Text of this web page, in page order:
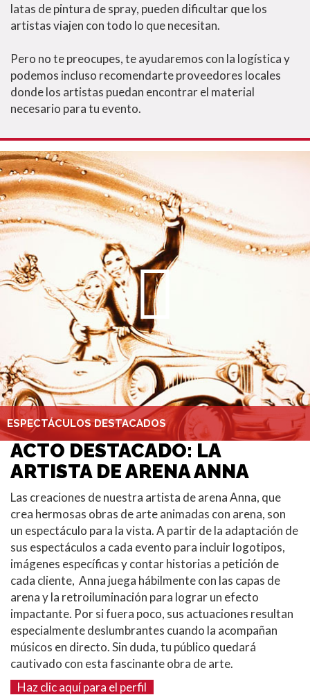
latas de pintura de spray, pueden dificultar que los
artistas viajen con todo lo que necesitan.
Pero no te preocupes, te ayudaremos con la logística y
podemos incluso recomendarte proveedores locales
donde los artistas puedan encontrar el material
necesario para tu evento.
ESPECTÁCULOS DESTACADOS
ACTO DESTACADO: LA
ARTISTA DE ARENA ANNA
Las creaciones de nuestra artista de arena Anna, que
crea hermosas obras de arte animadas con arena, son
un espectáculo para la vista. A partir de la adaptación de
sus espectáculos a cada evento para incluir logotipos,
imágenes específicas y contar historias a petición de
cada cliente, Anna juega hábilmente con las capas de
arena y la retroiluminación para lograr un efecto
impactante. Por si fuera poco, sus actuaciones resultan
especialmente deslumbrantes cuando la acompañan
músicos en directo. Sin duda, tu público quedará
cautivado con esta fascinante obra de arte.
Haz clic aquí para el perfil